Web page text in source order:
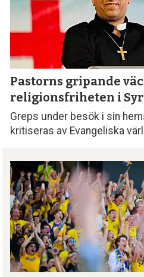
Pastorns gripande
religionsfriheten i
Greps under besök i sin
kritiseras av Evangeliska